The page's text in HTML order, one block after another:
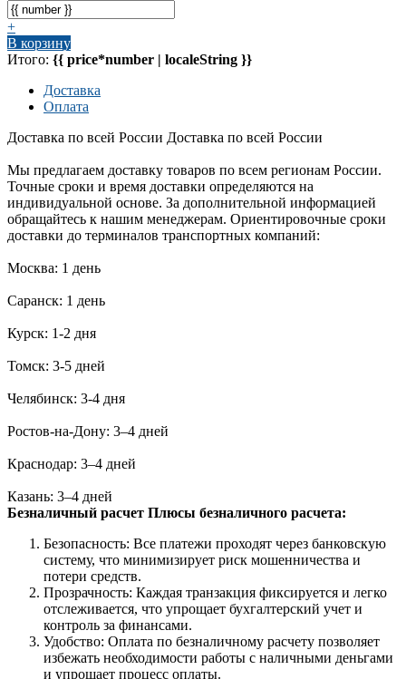
+
В корзину
Итого: {{ price*number | localeString }}
Доставка
Оплата
Доставка по всей России Доставка по всей России
Мы предлагаем доставку товаров по всем регионам России.
Точные сроки и время доставки определяются на
индивидуальной основе. За дополнительной информацией
обращайтесь к нашим менеджерам. Ориентировочные сроки
доставки до терминалов транспортных компаний:
Москва: 1 день
Саранск: 1 день
Курск: 1-2 дня
Томск: 3-5 дней
Челябинск: 3-4 дня
Ростов-на-Дону: 3–4 дней
Краснодар: 3–4 дней
Казань: 3–4 дней
Безналичный расчет Плюсы безналичного расчета:
Безопасность: Все платежи проходят через банковскую
систему, что минимизирует риск мошенничества и
потери средств.
Прозрачность: Каждая транзакция фиксируется и легко
отслеживается, что упрощает бухгалтерский учет и
контроль за финансами.
Удобство: Оплата по безналичному расчету позволяет
избежать необходимости работы с наличными деньгами
и упрощает процесс оплаты.